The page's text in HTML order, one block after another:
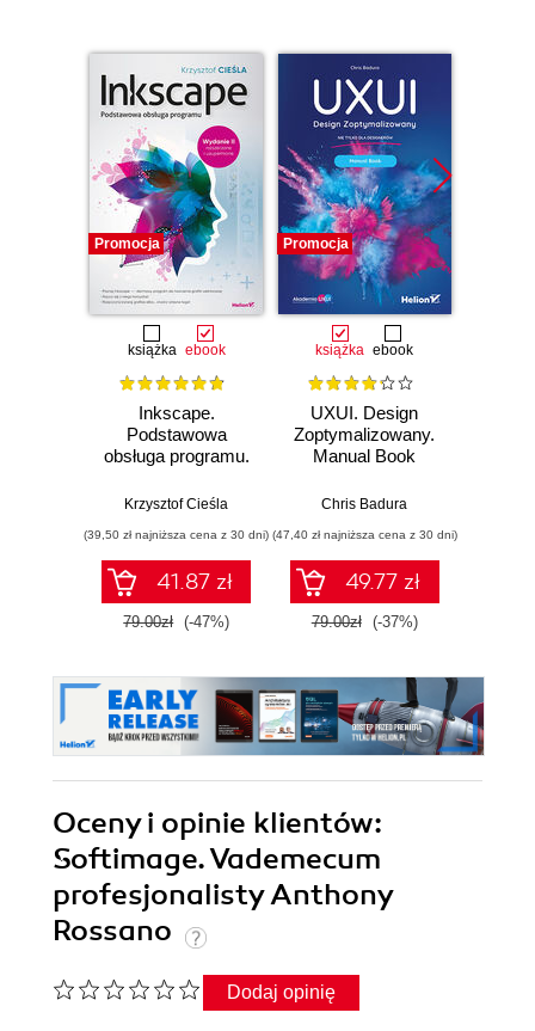
Promocja
książka ebook
Inkscape.
Podstawowa
obsługa programu.
rozszerzone i
Krzysztof Cieśla
(39,50 zł najniższa cena z 30 dni)
41.87 zł
79.00zł (-47%)
Promocja
książka ebook
UXUI. Design
Zoptymalizowany.
Manual Book
Chris Badura
(47,40 zł najniższa cena z 30 dni)
49.77 zł
79.00zł (-37%)
Oceny i opinie klientów:
Softimage. Vademecum
profesjonalisty Anthony
Rossano
Dodaj opinię